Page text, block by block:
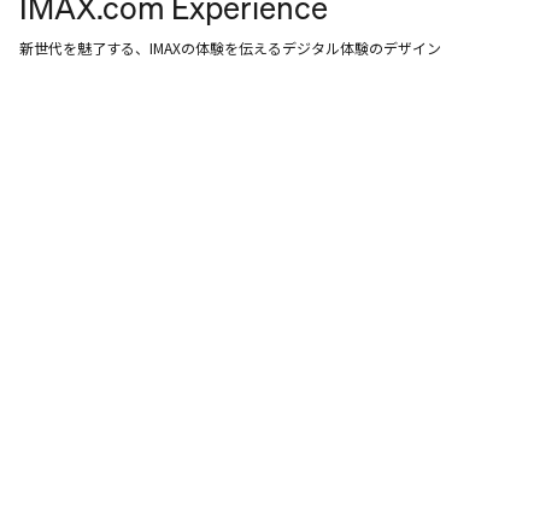
IMAX.com Experience
新世代を魅了する、IMAXの体験を伝えるデジタル体験のデザイン